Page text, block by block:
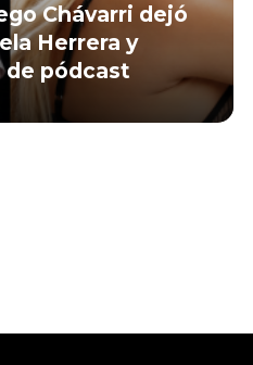
Chávarri dejó
Herrera y
de pódcast